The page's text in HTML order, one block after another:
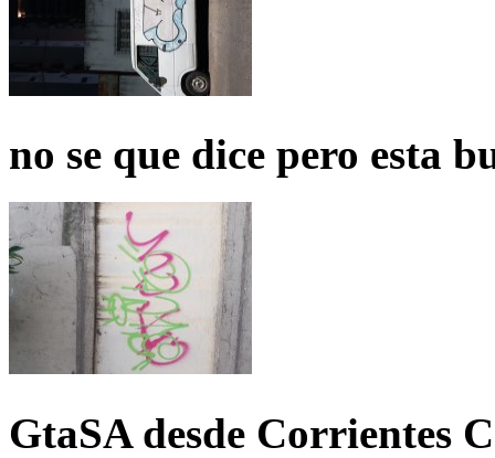
no se que dice pero esta
GtaSA desde Corrientes